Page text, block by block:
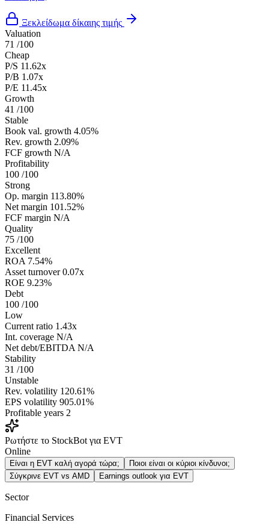
Ξεκλείδωμα δίκαιης τιμής
Valuation
71 /100
Cheap
P/S 11.62x
P/B 1.07x
P/E 11.45x
Growth
41 /100
Stable
Book val. growth 4.05%
Rev. growth 2.09%
FCF growth N/A
Profitability
100 /100
Strong
Op. margin 113.80%
Net margin 101.52%
FCF margin N/A
Quality
75 /100
Excellent
ROA 7.54%
Asset turnover 0.07x
ROE 9.23%
Debt
100 /100
Low
Current ratio 1.43x
Int. coverage N/A
Net debt/EBITDA N/A
Stability
31 /100
Unstable
Rev. volatility 120.61%
EPS volatility 905.01%
Profitable years 2
Ρωτήστε το StockBot για EVT
Online
Είναι η EVT καλή αγορά τώρα;
Ποιοι είναι οι κύριοι κίνδυνοι;
Σύγκρινε EVT vs AMD
Earnings outlook για EVT
Sector
Financial Services